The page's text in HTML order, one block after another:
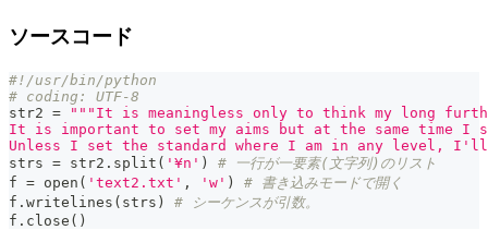
ソースコード
#!/usr/bin/python
# coding: UTF-8
str2 =
"""It is meaningless only to think my long
It is important to set my aims but at the same time I
Unless I set the standard where I am in any level, I'll
strs = str2 . split ( '¥n' )
# 一行が一要素(文字列)のリスト
f = open ( 'text2.txt' , 'w' )
# 書き込みモードで開く
f . writelines ( strs )
# シーケンスが引数。
f . close ( )